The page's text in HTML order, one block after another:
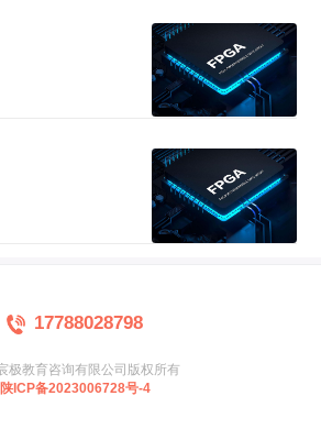
17788028798
极教育咨询有限公司版权所有
陕ICP备2023006728号-4